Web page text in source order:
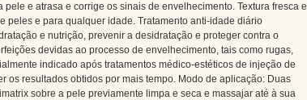
e atrasa e corrige os sinais de envelhecimento. Textura fresca e
peles e para qualquer idade. Tratamento anti-idade diário
e nutrição, prevenir a desidratação e proteger contra o
devidas ao processo de envelhecimento, tais como rugas,
indicado após tratamentos médico-estéticos de injeção de
resultados obtidos por mais tempo. Modo de aplicação: Duas
sobre a pele previamente limpa e seca e massajar até à sua